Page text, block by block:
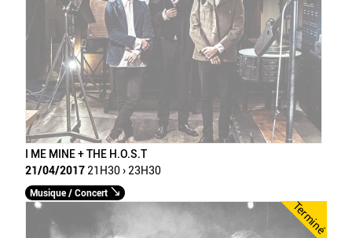
I ME MINE + THE H.O.S.T
21/04/2017 21H30 › 23H30
Musique / Concert
Terminé